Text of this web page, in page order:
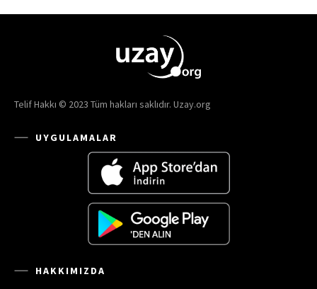
Telif Hakkı © 2023 Tüm hakları saklıdır. Uzay.org
UYGULAMALAR
HAKKIMIZDA